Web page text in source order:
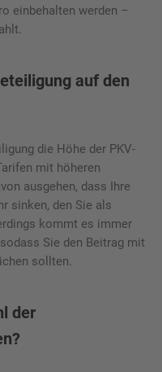
einbehalten werden –
auf den
die Höhe der PKV-
mit höheren
ausgehen, dass Ihre
sinken, den Sie als
kommt es immer
Sie den Beitrag mit
sollten.
der